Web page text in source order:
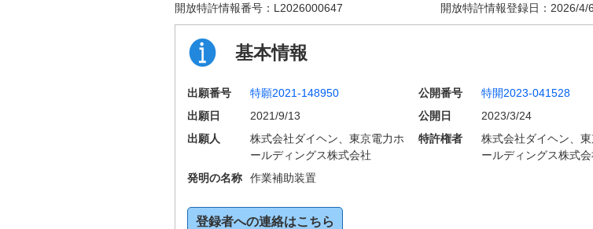
開放特許情報番号： L2026000647 開放特許情報登録日： 2026/4/6
基本情報
出願番号 特願2021-148950 公開番号 特開2023-041528
出願日
2021/9/13 公開日
2023/3/24
出願人
株式会社ダイヘン、東京電力ホ
ールディングス株式会社
特許権者
株式会社ダイヘン、
ールディングス株式会
発明の名称 作業補助装置
登録者への連絡はこちら